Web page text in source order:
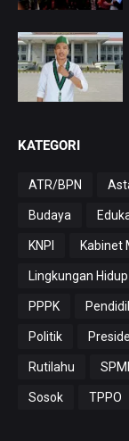
KATEGORI
ATR/BPN
Budaya
KNPI Kabinet
Lingkungan Hidup
PPPK
Politik
Rutilahu
Sosok TPPO